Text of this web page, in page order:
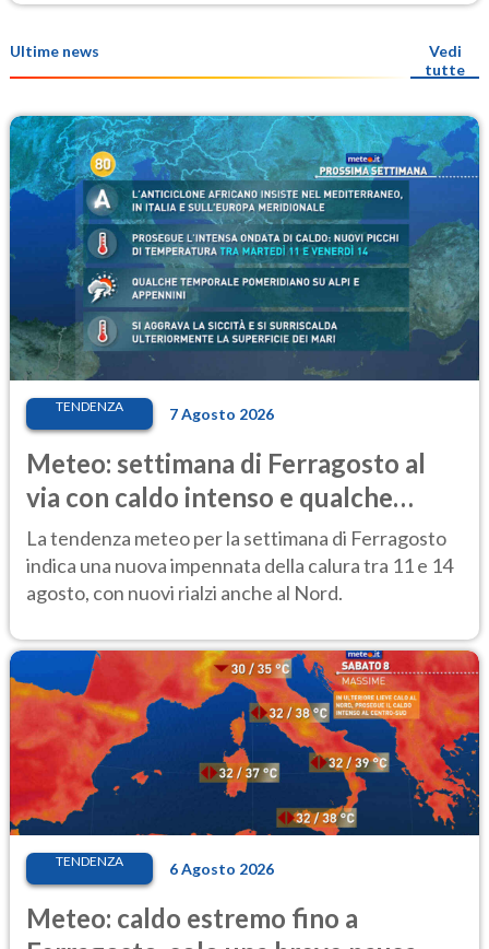
Ultime news
Vedi
tutte
TENDENZA 7 Agosto 2026
Meteo: settimana di Ferragosto al
via con caldo intenso e qualche
temporale
La tendenza meteo per la settimana di Ferragosto
indica una nuova impennata della calura tra 11 e 14
agosto, con nuovi rialzi anche al Nord.
TENDENZA 6 Agosto 2026
Meteo: caldo estremo fino a